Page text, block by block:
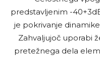
predstavljenim -
je pokrivanje
Zahvaljujoč uporabi
pretežnega dela